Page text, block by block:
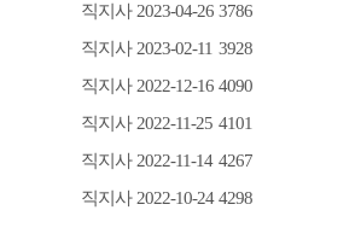
직지사 2023-04-26 3786
직지사 2023-02-11 3928
직지사 2022-12-16 4090
직지사 2022-11-25 4101
직지사 2022-11-14 4267
직지사 2022-10-24 4298